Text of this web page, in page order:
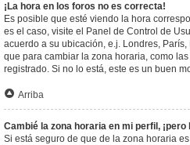
¡La hora en los foros no es correcta!
Es posible que esté viendo la hora
es el caso, visite el Panel de Control de
acuerdo a su ubicación, e.j. Londres,
que para cambiar la zona horaria, como
registrado. Si no lo está, este es un buen
Arriba
Cambié la zona horaria en mi perfil,
Si está seguro de que de la zona horaria